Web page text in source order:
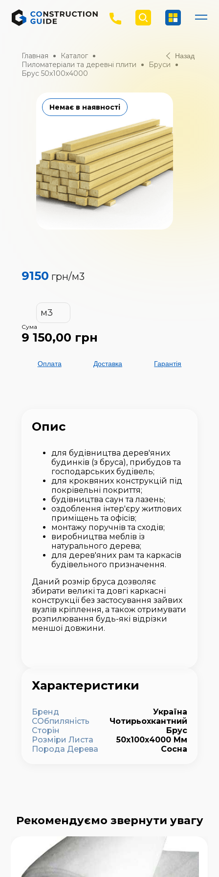
Главная
Каталог
Пиломатеріали та деревні плити
Бруси
Брус 50х100х4000
Назад
Немає в наявності
9150 грн/м3
м3
Сума
9 150,00 грн
Оплата Доставка Гарантія
Опис
для будівництва дерев'яних
будинків (з бруса), прибудов та
господарських будівель;
для кроквяних конструкцій під
покрівельні покриття;
будівництва саун та лазень;
оздоблення інтер'єру житлових
приміщень та офісів;
монтажу поручнів та сходів;
виробництва меблів із
натурального дерева;
для дерев'яних рам та каркасів
будівельного призначення.
Даний розмір бруса дозволяє
збирати великі та довгі каркасні
конструкції без застосування зайвих
вузлів кріплення, а також отримувати
розпилювання будь-які відрізки
меншої довжини.
Характеристики
Бренд
Україна
СОбпиляність
Сторін
Чотирьохкантний
Брус
Розміри Листа
50х100х4000 Мм
Порода Дерева
Сосна
Рекомендуємо звернути увагу